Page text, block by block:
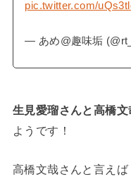
pic.twitter.com/
— あめ@趣味垢
生見愛瑠さんと高橋文
ようです！
高橋文哉さんと言えば